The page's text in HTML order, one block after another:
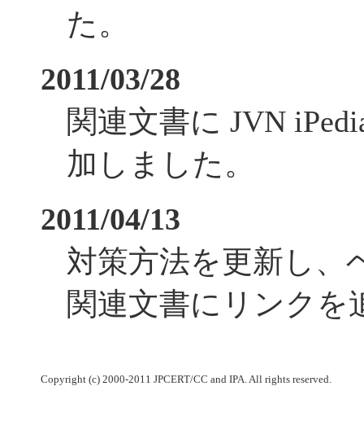
た。
2011/03/28
関連文書に JVN
加しました。
2011/04/13
対策方法を更新し、
関連文書にリンクを
Copyright (c) 2000-2011 JPCERT/CC and IPA. All rights reserved.